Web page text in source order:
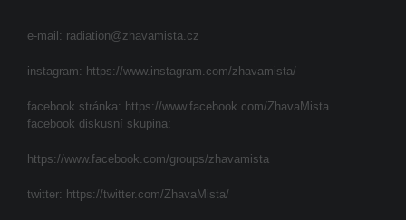
e-mail: radiation@zhavamista.cz
instagram: https://www.instagram.com/zhavamista/
facebook stránka: https://www.facebook.com/ZhavaMista
facebook diskusní skupina:
https://www.facebook.com/groups/zhavamista
twitter: https://twitter.com/ZhavaMista/